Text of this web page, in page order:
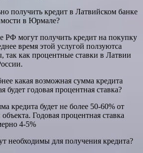
получить кредит в Латвийском банке
в Юрмале?
РФ могут получить кредит на покупку
время этой услугой ползуютса
как процентные ставки в Латвии
какая возможная сумма кредита
будет годовая процентная ставка?
кредита будет не более 50-60% от
Годовая процентная ставка
4-5%
необходимы для получения кредита?